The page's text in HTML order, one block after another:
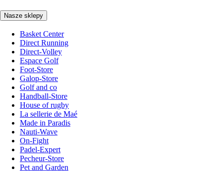
Nasze sklepy
Basket Center
Direct Running
Direct-Volley
Espace Golf
Foot-Store
Galop-Store
Golf and co
Handball-Store
House of rugby
La sellerie de Maé
Made in Paradis
Nauti-Wave
On-Fight
Padel-Expert
Pecheur-Store
Pet and Garden